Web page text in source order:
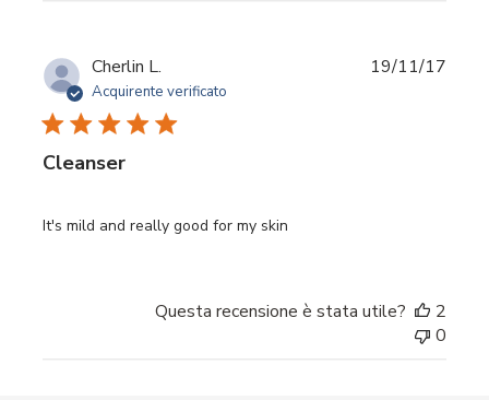
Cherlin L.
Acquirente verificato
Cleanser
It's mild and really good for my skin
Data
19/11/17
Questa recensione è stata utile?
2
0